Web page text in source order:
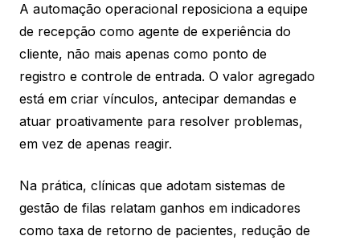
A automação operacional reposiciona a equipe
de recepção como agente de experiência do
cliente, não mais apenas como ponto de
registro e controle de entrada. O valor agregado
está em criar vínculos, antecipar demandas e
atuar proativamente para resolver problemas,
em vez de apenas reagir.
Na prática, clínicas que adotam sistemas de
gestão de filas relatam ganhos em indicadores
como taxa de retorno de pacientes, redução de